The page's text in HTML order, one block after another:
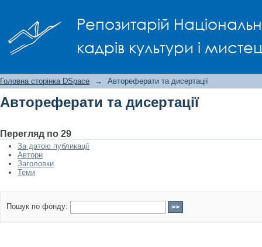
Репозитарій
кадрів культури і
Головна сторінка DSpace → Автореферати та дисертації
Автореферати та дисертації
Перегляд по 29
За датою публикації
Автори
Заголовки
Теми
Пошук по фонду: